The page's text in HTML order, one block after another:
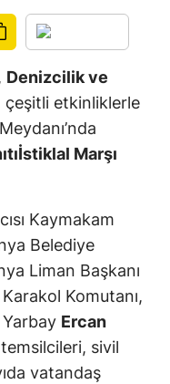
Denizcilik ve
çeşitli etkinliklerle
Marşı
Kaymakam
Belediye
Liman Başkanı
Komutanı,
Ercan
sivil
vatandaş